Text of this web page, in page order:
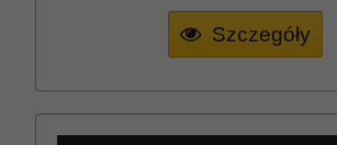
Szczegóły